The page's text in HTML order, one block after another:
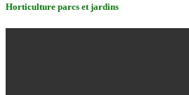
Horticulture parcs et jardins